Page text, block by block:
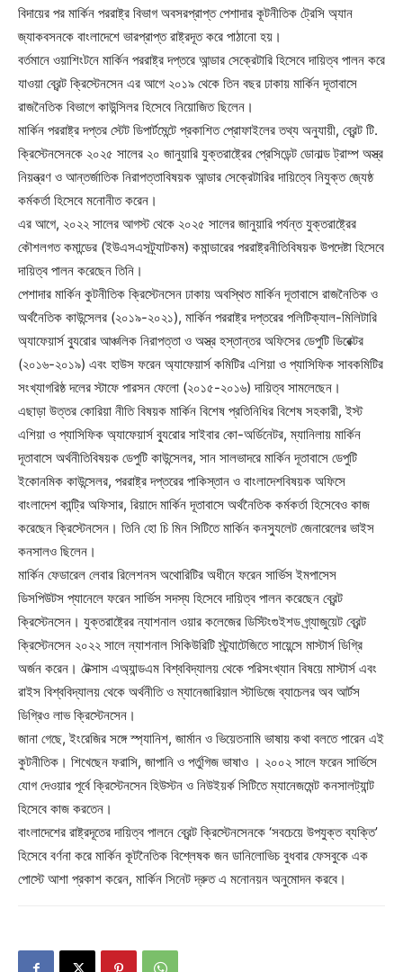
বিদায়ের পর মার্কিন পররাষ্ট্র বিভাগ অবসরপ্রাপ্ত পেশাদার কূটনীতিক ট্রেসি অ্যান
জ্যাকবসনকে বাংলাদেশে ভারপ্রাপ্ত রাষ্ট্রদূত করে পাঠানো হয়।
বর্তমানে ওয়াশিংটনে মার্কিন পররাষ্ট্র দপ্তরে আন্ডার সেক্রেটারি হিসেবে দায়িত্ব পালন করে
যাওয়া ব্রেন্ট ক্রিস্টেনসেন এর আগে ২০১৯ থেকে তিন বছর ঢাকায় মার্কিন দূতাবাসে
রাজনৈতিক বিভাগে কাউন্সিলর হিসেবে নিয়োজিত ছিলেন।
মার্কিন পররাষ্ট্র দপ্তর স্টেট ডিপার্টমেন্টে প্রকাশিত প্রোফাইলের তথ্য অনুযায়ী, ব্রেন্ট টি.
ক্রিস্টেনসেনকে ২০২৫ সালের ২০ জানুয়ারি যুক্তরাষ্ট্রের প্রেসিডেন্ট ডোনাল্ড ট্রাম্প অস্ত্র
নিয়ন্ত্রণ ও আন্তর্জাতিক নিরাপত্তাবিষয়ক আন্ডার সেক্রেটারির দায়িত্বে নিযুক্ত জ্যেষ্ঠ
কর্মকর্তা হিসেবে মনোনীত করেন।
এর আগে, ২০২২ সালের আগস্ট থেকে ২০২৫ সালের জানুয়ারি পর্যন্ত যুক্তরাষ্ট্রের
কৌশলগত কমান্ডের (ইউএসএসট্র্যাটকম) কমান্ডারের পররাষ্ট্রনীতিবিষয়ক উপদেষ্টা হিসেবে
দায়িত্ব পালন করেছেন তিনি।
পেশাদার মার্কিন কুটনীতিক ক্রিস্টেনসেন ঢাকায় অবস্থিত মার্কিন দূতাবাসে রাজনৈতিক ও
অর্থনৈতিক কাউন্সেলর (২০১৯-২০২১), মার্কিন পররাষ্ট্র দপ্তরের পলিটিক্যাল-মিলিটারি
অ্যাফেয়ার্স ব্যুরোর আঞ্চলিক নিরাপত্তা ও অস্ত্র হস্তান্তর অফিসের ডেপুটি ডিরেক্টর
(২০১৬-২০১৯) এবং হাউস ফরেন অ্যাফেয়ার্স কমিটির এশিয়া ও প্যাসিফিক সাবকমিটির
সংখ্যাগরিষ্ঠ দলের স্টাফে পারসন ফেলো (২০১৫-২০১৬) দায়িত্ব সামলেছেন।
এছাড়া উত্তর কোরিয়া নীতি বিষয়ক মার্কিন বিশেষ প্রতিনিধির বিশেষ সহকারী, ইস্ট
এশিয়া ও প্যাসিফিক অ্যাফেয়ার্স ব্যুরোর সাইবার কো-অর্ডিনেটর, ম্যানিলায় মার্কিন
দূতাবাসে অর্থনীতিবিষয়ক ডেপুটি কাউন্সেলর, সান সালভাদরে মার্কিন দূতাবাসে ডেপুটি
ইকোনমিক কাউন্সেলর, পররাষ্ট্র দপ্তরের পাকিস্তান ও বাংলাদেশবিষয়ক অফিসে
বাংলাদেশ কান্ট্রি অফিসার, রিয়াদে মার্কিন দূতাবাসে অর্থনৈতিক কর্মকর্তা হিসেবেও কাজ
করেছেন ক্রিস্টেনসেন। তিনি হো চি মিন সিটিতে মার্কিন কনস্যুলেট জেনারেলের ভাইস
কনসালও ছিলেন।
মার্কিন ফেডারেল লেবার রিলেশনস অথোরিটির অধীনে ফরেন সার্ভিস ইমপাসেস
ডিসপিউটস প্যানেলে ফরেন সার্ভিস সদস্য হিসেবে দায়িত্ব পালন করেছেন ব্রেন্ট
ক্রিস্টেনসেন। যুক্তরাষ্ট্রের ন্যাশনাল ওয়ার কলেজের ডিস্টিংগুইশড গ্র্যাজুয়েট ব্রেন্ট
ক্রিস্টেনসেন ২০২২ সালে ন্যাশনাল সিকিউরিটি স্ট্র্যাটেজিতে সায়েন্সে মাস্টার্স ডিগ্রি
অর্জন করেন। টেক্সাস এঅ্যান্ডএম বিশ্ববিদ্যালয় থেকে পরিসংখ্যান বিষয়ে মাস্টার্স এবং
রাইস বিশ্ববিদ্যালয় থেকে অর্থনীতি ও ম্যানেজারিয়াল স্টাডিজে ব্যাচেলর অব আর্টস
ডিগ্রিও লাভ ক্রিস্টেনসেন।
জানা গেছে, ইংরেজির সঙ্গে স্প্যানিশ, জার্মান ও ভিয়েতনামি ভাষায় কথা বলতে পারেন এই
কুটনীতিক। শিখেছেন ফরাসি, জাপানি ও পর্তুগিজ ভাষাও । ২০০২ সালে ফরেন সার্ভিসে
যোগ দেওয়ার পূর্বে ক্রিস্টেনসেন হিউস্টন ও নিউইয়র্ক সিটিতে ম্যানেজমেন্ট কনসালট্যান্ট
হিসেবে কাজ করতেন।
বাংলাদেশের রাষ্ট্রদূতের দায়িত্ব পালনে ব্রেন্ট ক্রিস্টেনসেনকে ‘সবচেয়ে উপযুক্ত ব্যক্তি’
হিসেবে বর্ণনা করে মার্কিন কূটনৈতিক বিশ্লেষক জন ডানিলোভিচ বুধবার ফেসবুকে এক
পোস্টে আশা প্রকাশ করেন, মার্কিন সিনেট দ্রুত এ মনোনয়ন অনুমোদন করবে।